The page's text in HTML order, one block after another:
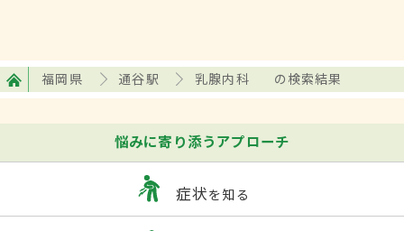
福岡県 通谷駅 乳腺内科 の検索結果
悩みに寄り添うアプローチ
症状を知る